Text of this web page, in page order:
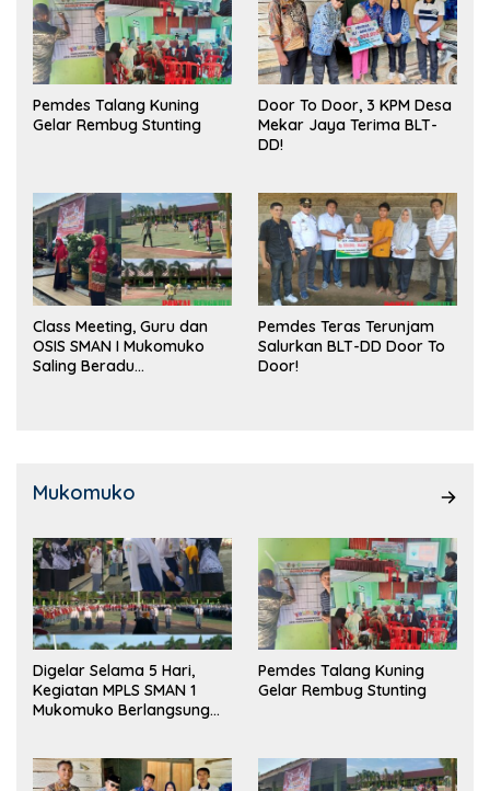
Pemdes Talang Kuning
Gelar Rembug Stunting
Door To Door, 3 KPM Desa
Mekar Jaya Terima BLT-
DD!
Class Meeting, Guru dan
OSIS SMAN I Mukomuko
Saling Beradu
Pemdes Teras Terunjam
Salurkan BLT-DD Door To
Door!
Mukomuko
Digelar Selama 5 Hari,
Kegiatan MPLS SMAN 1
Mukomuko Berlangsung
Pemdes Talang Kuning
Gelar Rembug Stunting